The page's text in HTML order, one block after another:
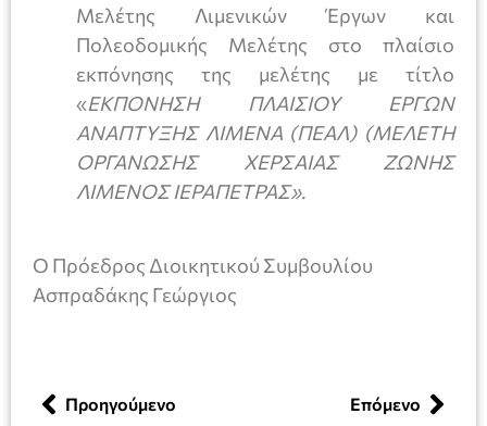
Μελέτης Λιμενικών Έργων και
Πολεοδομικής Μελέτης στο πλαίσιο
εκπόνησης της μελέτης με τίτλο
«ΕΚΠΟΝΗΣΗ ΠΛΑΙΣΙΟΥ ΕΡΓΩΝ
ΑΝΑΠΤΥΞΗΣ ΛΙΜΕΝΑ (ΠΕΑΛ) (ΜΕΛΕΤΗ
ΟΡΓΑΝΩΣΗΣ ΧΕΡΣΑΙΑΣ ΖΩΝΗΣ
ΛΙΜΕΝΟΣ ΙΕΡΑΠΕΤΡΑΣ».
Ο Πρόεδρος Διοικητικού Συμβουλίου
Ασπραδάκης Γεώργιος
Προηγούμενο Επόμενο